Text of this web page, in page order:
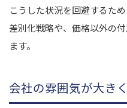
こうした状況を回避するた
差別化戦略や、価格以外の
ます。
会社の雰囲気が大き